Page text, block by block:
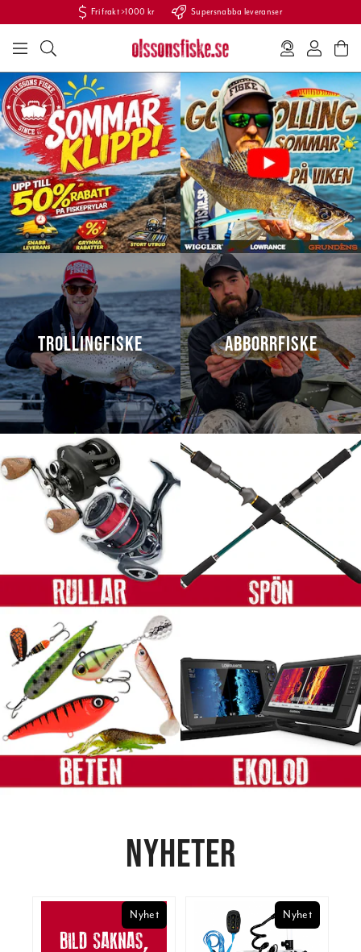
Fri frakt >1000 kr Supersnabba leveranser
TROLLINGFISKE ABBORRFISKE
NYHETER
Nyhet Nyhet